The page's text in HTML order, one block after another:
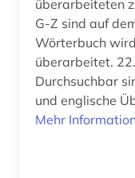
überarbeiteten
G-Z sind auf
Wörterbuch
überarbeitet.
Durchsuchbar
und englische
Mehr